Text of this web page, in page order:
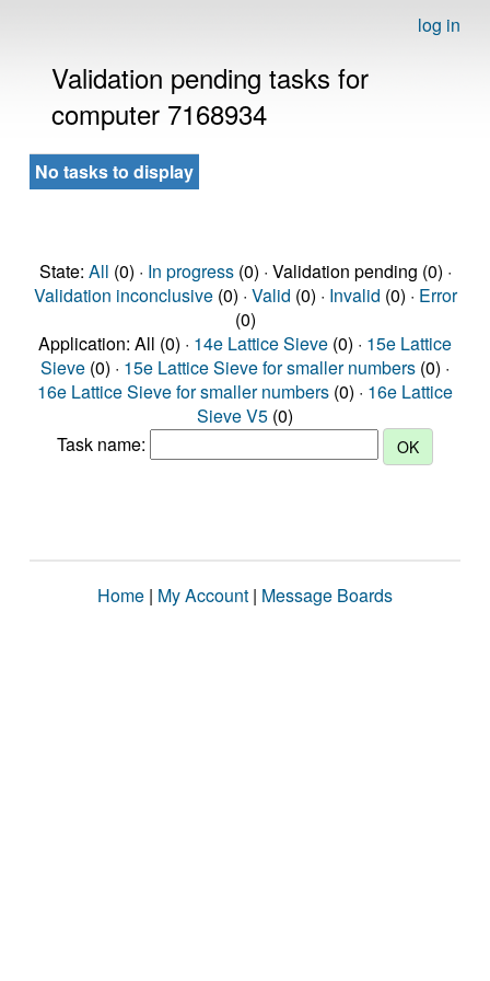
log in
Validation pending tasks for
computer 7168934
No tasks to display
State: All (0) · In progress(0) · Validation pending (0) ·
Validation inconclusive(0) · Valid (0) · Invalid (0) · Error
(0)
Application: All (0) · 14e Lattice Sieve (0) · 15e Lattice
Sieve (0) · 15e Lattice Sieve for smaller numbers (0) ·
16e Lattice Sieve for smaller numbers (0) · 16e Lattice
Sieve V5 (0)
Task name:
Home | My Account | Message Boards